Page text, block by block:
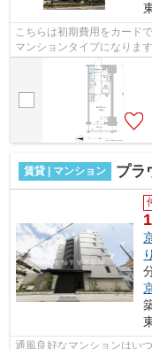
こちらは初期費用をカード
マンションタイプになりま
間取りのマンション。2駅利
賃貸 | マンション プラ
通風良好なマンションはい